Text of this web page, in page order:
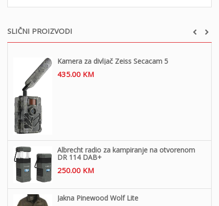
SLIČNI PROIZVODI
Kamera za divljač Zeiss Secacam 5
435.00 KM
Albrecht radio za kampiranje na otvorenom
DR 114 DAB+
250.00 KM
Jakna Pinewood Wolf Lite